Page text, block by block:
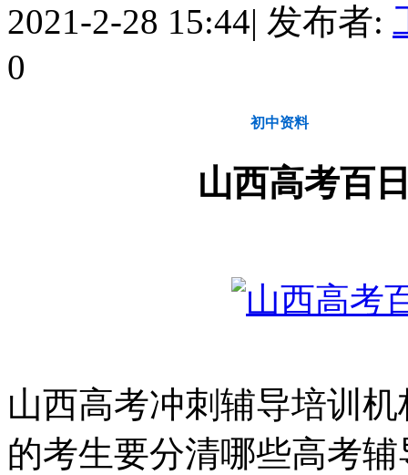
2021-2-28 15:44| 发布者:
0
初中资料
山西高考百
山西高考冲刺辅导培训
的考生要分清哪些高考